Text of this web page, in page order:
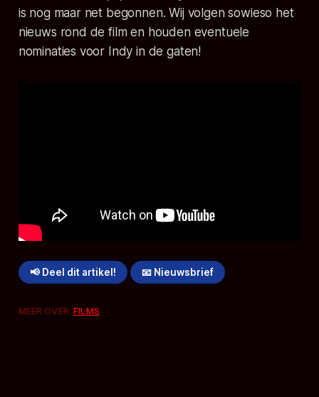
is nog maar net begonnen. Wij volgen sowieso het
nieuws rond de film en houden eventuele
nominaties voor Indy in de gaten!
📢 Deel dit artikel! 📧 Nieuwsbrief
MEER OVER:FILMS